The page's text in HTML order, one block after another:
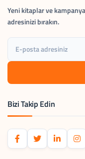
Yeni kitaplar ve
adresinizi bırakın.
Bizi Takip Edin